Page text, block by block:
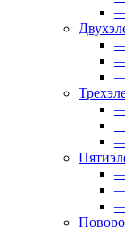
—
—
—
—
—
—
—
—
—
—